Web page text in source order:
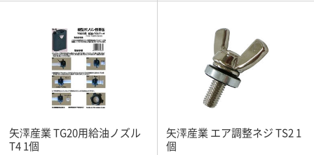
矢澤産業 TG20用給油ノズル
T4 1個
矢澤産業 エア調整ネジ TS2 1
個